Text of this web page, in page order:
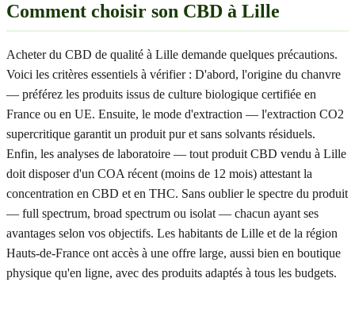
Comment choisir son CBD à Lille
Acheter du CBD de qualité à Lille demande quelques précautions.
Voici les critères essentiels à vérifier : D'abord, l'origine du chanvre
— préférez les produits issus de culture biologique certifiée en
France ou en UE. Ensuite, le mode d'extraction — l'extraction CO2
supercritique garantit un produit pur et sans solvants résiduels.
Enfin, les analyses de laboratoire — tout produit CBD vendu à Lille
doit disposer d'un COA récent (moins de 12 mois) attestant la
concentration en CBD et en THC. Sans oublier le spectre du produit
— full spectrum, broad spectrum ou isolat — chacun ayant ses
avantages selon vos objectifs. Les habitants de Lille et de la région
Hauts-de-France ont accès à une offre large, aussi bien en boutique
physique qu'en ligne, avec des produits adaptés à tous les budgets.